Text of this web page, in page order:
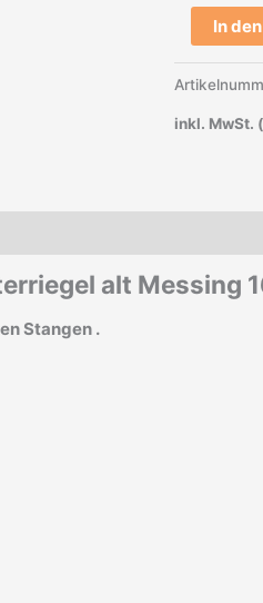
In
inkl. MwSt.
alt Messing
Stangen .